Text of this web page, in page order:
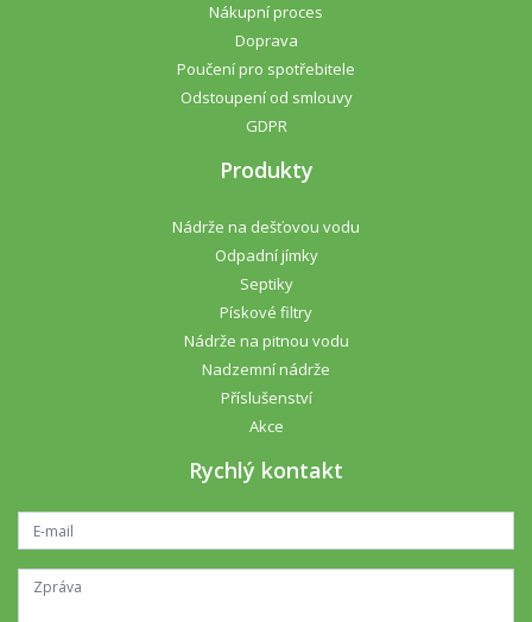
Nákupní proces
Doprava
Poučení pro spotřebitele
Odstoupení od smlouvy
GDPR
Produkty
Nádrže na dešťovou vodu
Odpadní jímky
Septiky
Pískové filtry
Nádrže na pitnou vodu
Nadzemní nádrže
Příslušenství
Akce
Rychlý kontakt